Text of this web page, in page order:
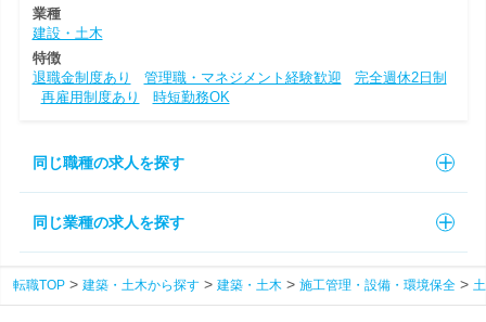
業種
建設・土木
特徴
退職金制度あり
管理職・マネジメント経験歓迎
完全週休2日制
再雇用制度あり
時短勤務OK
同じ職種の求人を探す
同じ業種の求人を探す
転職TOP 建築・土木から探す 建築・土木 施工管理・設備・環境保全